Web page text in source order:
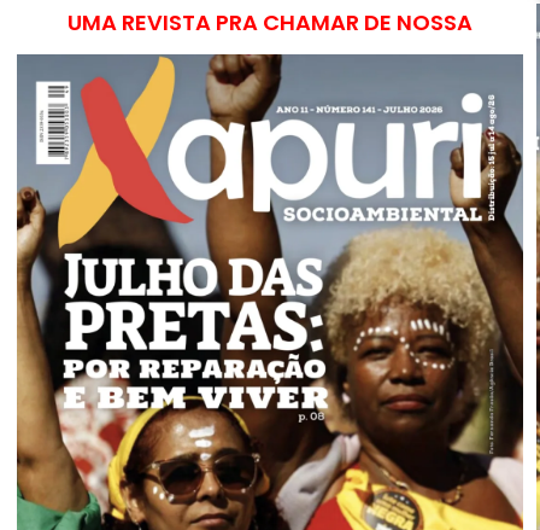
UMA REVISTA PRA CHAMAR DE NOSSA